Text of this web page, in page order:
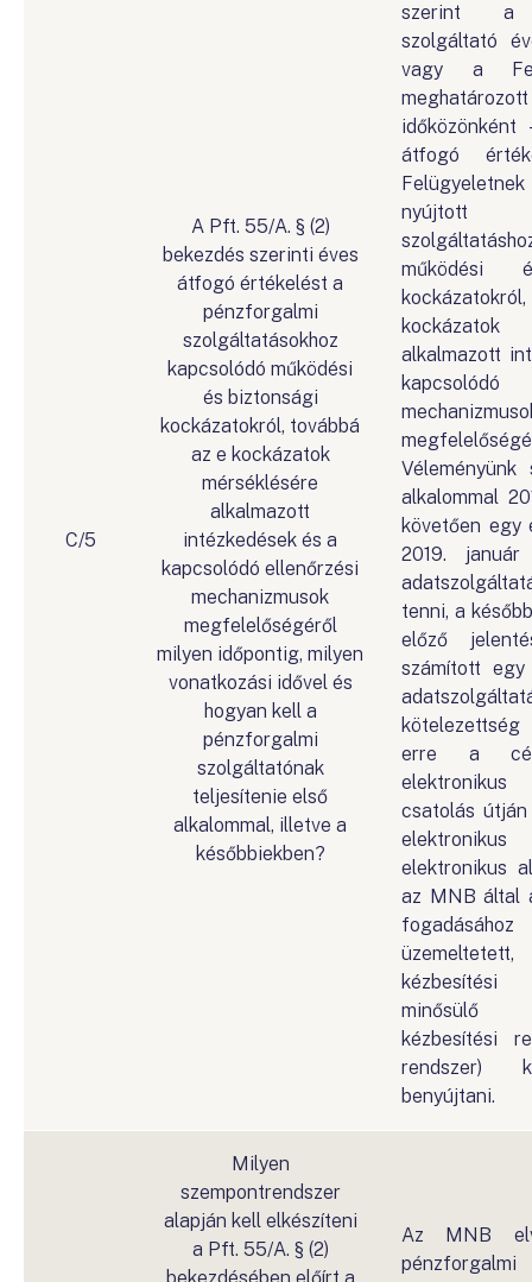
C/5
A Pft. 55/A. § (2)
bekezdés szerinti éves
átfogó értékelést a
pénzforgalmi
szolgáltatásokhoz
kapcsolódó működési
és biztonsági
kockázatokról, továbbá
az e kockázatok
mérséklésére
alkalmazott
intézkedések és a
kapcsolódó ellenőrzési
mechanizmusok
megfelelőségéről
milyen időpontig, milyen
vonatkozási idővel és
hogyan kell a
pénzforgalmi
szolgáltatónak
teljesítenie első
alkalommal, illetve a
későbbiekben?
szerint a
szolgáltató
vagy a
átfogó
nyújtott
működési
kockázatok
alkalmazott
alkalommal
követően egy
2019.
tenni, a
előző
számított
erre a
csatolás
elektronikus
az MNB által
kézbesítési
minősülő
kézbesítési
rendszer)
benyújtani.
Milyen
szempontrendszer
alapján kell elkészíteni
a Pft. 55/A. § (2)
Az MNB